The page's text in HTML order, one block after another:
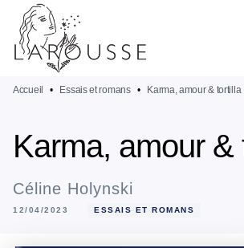
MENU
PIED DE PAGE
Accueil • Essais et romans • Karma, amour & tortilla
Karma, amour &
Céline Holynski
12/04/2023 ESSAIS ET ROMANS